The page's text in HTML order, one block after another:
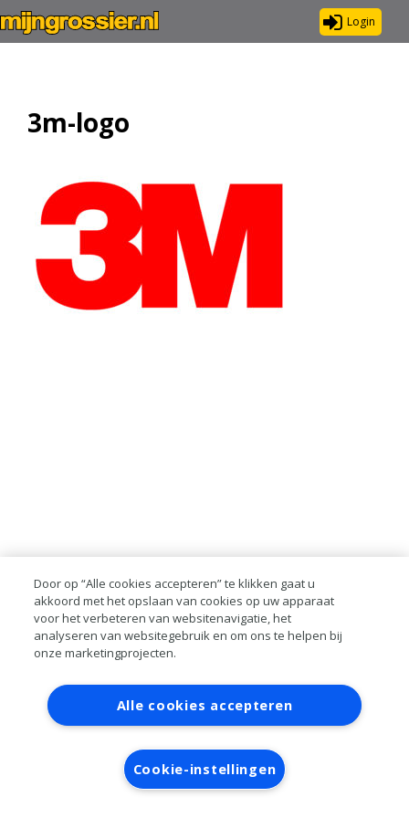
Login
3m-logo
Contact Account aanvragen
Inloggen
RAI bestanden
Privacy
Algemene
voorwaarden
Verwerkersovereenkomst
Door op “Alle cookies accepteren” te klikken gaat u
akkoord met het opslaan van cookies op uw apparaat
voor het verbeteren van websitenavigatie, het
analyseren van websitegebruik en om ons te helpen bij
onze marketingprojecten.
Alle cookies accepteren
Cookie-instellingen